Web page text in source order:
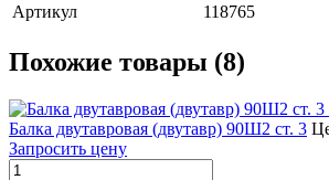
Артикул
118765
Похожие товары (8)
Балка двутавровая (двутавр) 90Ш2 ст. 3
Запросить цену